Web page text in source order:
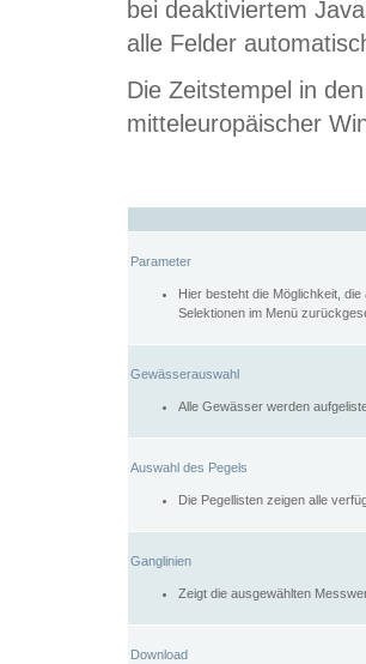
bei deaktiviertem
alle Felder
Die Zeitstempel in
mitteleuropäischer
Parameter
Hier besteht die Möglichkeit,
Selektionen im Menü
Gewässerauswahl
Alle Gewässer werden
Auswahl des Pegels
Die Pegellisten zeigen alle
Ganglinien
Zeigt die ausgewählten
Download